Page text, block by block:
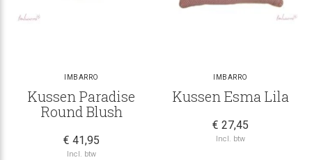
IMBARRO
Kussen Paradise
Round Blush
€ 41,95
Incl. btw
IMBARRO
Kussen Esma Lila
€ 27,45
Incl. btw